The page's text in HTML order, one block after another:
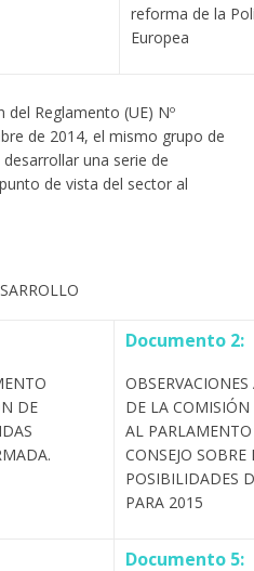
reforma de la
Europea
Reglamento (UE) Nº
de 2014, el mismo grupo de
una serie de
de vista del sector al
DE
Documento 2:
DE LA COMISIÓN
AL
CONSEJO SOBRE
POSIBILIDADES
PARA 2015
Documento 5: